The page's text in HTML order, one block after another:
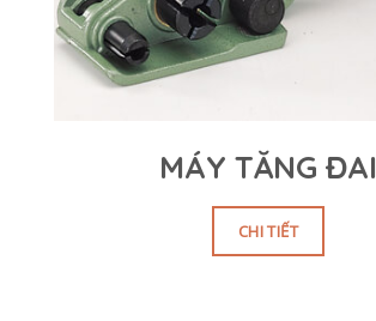
MÁY TĂNG ĐAI
CHI TIẾT